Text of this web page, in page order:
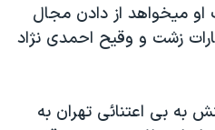
ميخواهد از دادن مجال
زشت و وقيح احمدی نژاد
به بی اعتنائی تهران به